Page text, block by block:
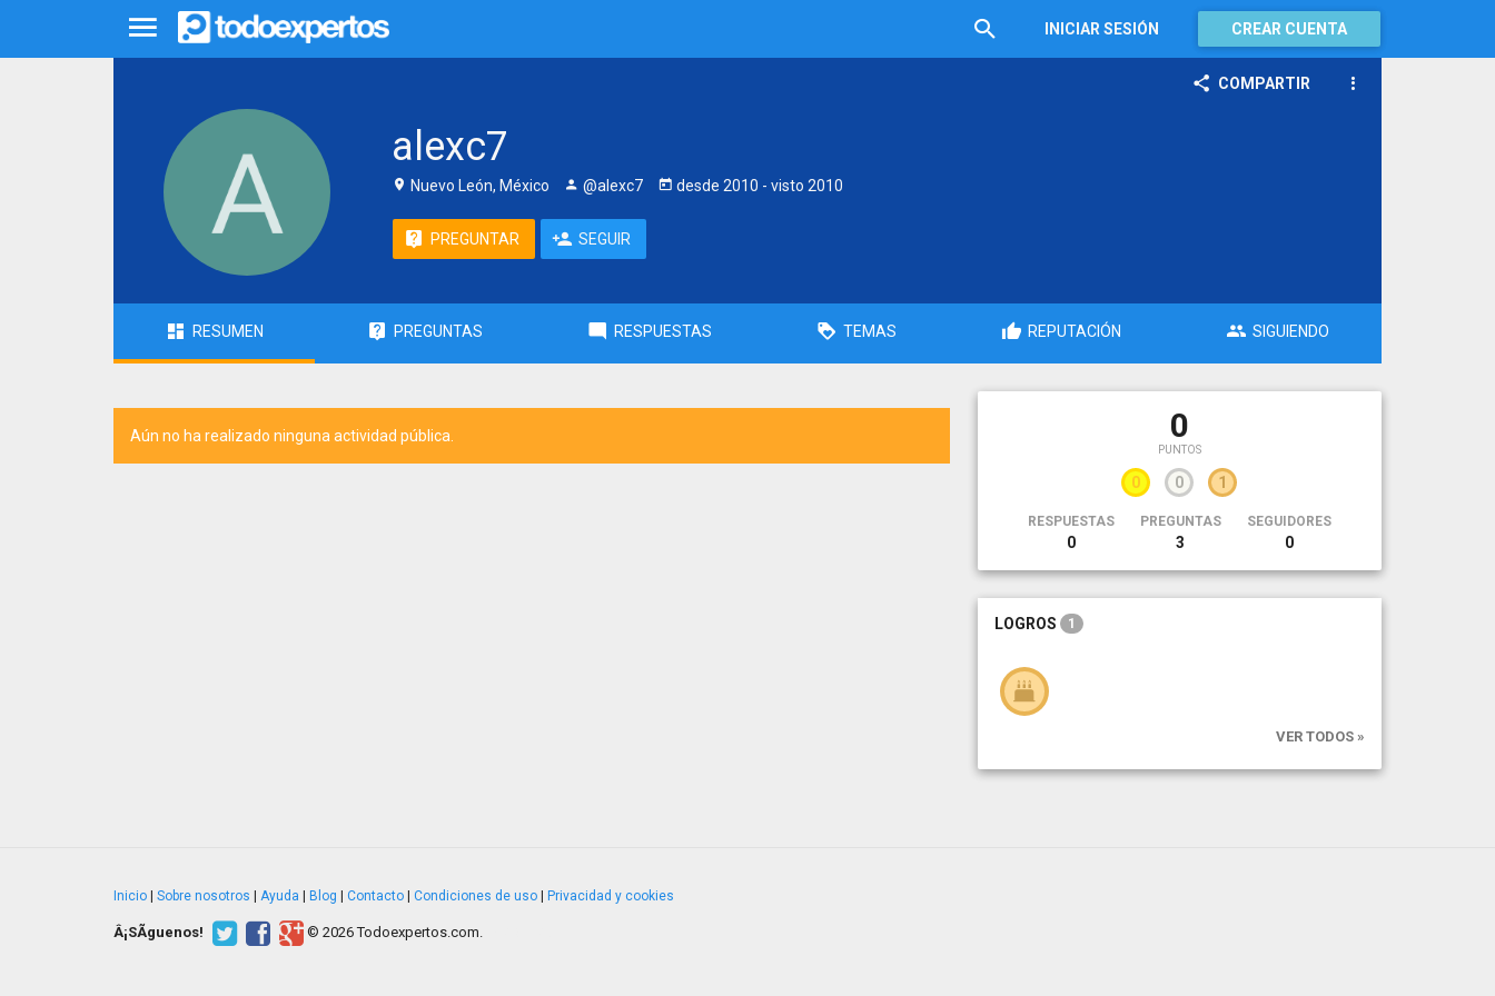
INICIAR SESIÓN CREAR CUENTA
COMPARTIR
alexc7
Nuevo León, México @alexc7 desde 2010 - visto 2010
PREGUNTAR SEGUIR
RESUMEN PREGUNTAS RESPUESTAS TEMAS REPUTACIÓN SIGUIENDO
Aún no ha realizado ninguna actividad pública. 0
PUNTOS
0 0 1
RESPUESTAS
0
PREGUNTAS
3
SEGUIDORES
0
LOGROS 1
VER TODOS »
Inicio Sobre nosotros Ayuda Blog Contacto Condiciones de uso Privacidad y cookies
Â¡SÃ­guenos! © 2026 Todoexpertos.com.